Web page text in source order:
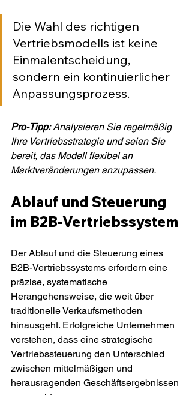
Die Wahl des richtigen
Vertriebsmodells ist keine
Einmalentscheidung,
sondern ein kontinuierlicher
Anpassungsprozess.
Pro-Tipp: Analysieren Sie regelmäßig
Ihre Vertriebsstrategie und seien Sie
bereit, das Modell flexibel an
Marktveränderungen anzupassen.
Ablauf und Steuerung
im B2B-Vertriebssystem
Der Ablauf und die Steuerung eines
B2B-Vertriebssystems erfordern eine
präzise, systematische
Herangehensweise, die weit über
traditionelle Verkaufsmethoden
hinausgeht. Erfolgreiche Unternehmen
verstehen, dass eine strategische
Vertriebssteuerung den Unterschied
zwischen mittelmäßigen und
herausragenden Geschäftsergebnissen